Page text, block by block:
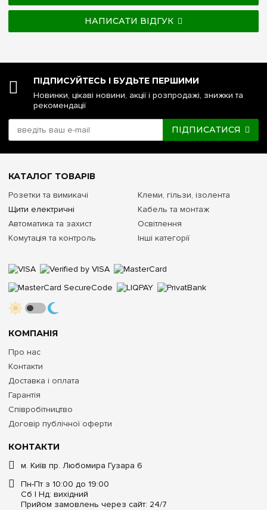
НАПИСАТИ ВІДГУК
ПІДПИСУЙТЕСЬ І БУДЬТЕ ПЕРШИМИ
Новинки, цікаві новини, акції і розпродажі, знижки та
рекомендації
ПІДПИСАТИСЯ
КОНТАКТИ
м. Київ пр. Любомира Гузара 6
Пн-Пт з 10:00 до 19:00
Сб | Нд: вихідний
Прийом замовлень через сайт: 24/7
КОМПАНІЯ
Про нас
Контакти
Доставка і оплата
Гарантія
Співробітництво
Договір публічної оферти
КАТАЛОГ ТОВАРІВ
Розетки та вимикачі
Щити електричні
Автоматика та захист
Комутація та контроль
Клеми, гільзи, ізолента
Кабель та монтаж
Освітлення
Інші категорії